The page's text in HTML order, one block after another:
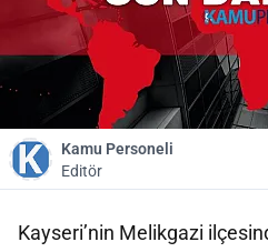
Kamu Personeli
Editör
Kayseri’nin Melikgazi